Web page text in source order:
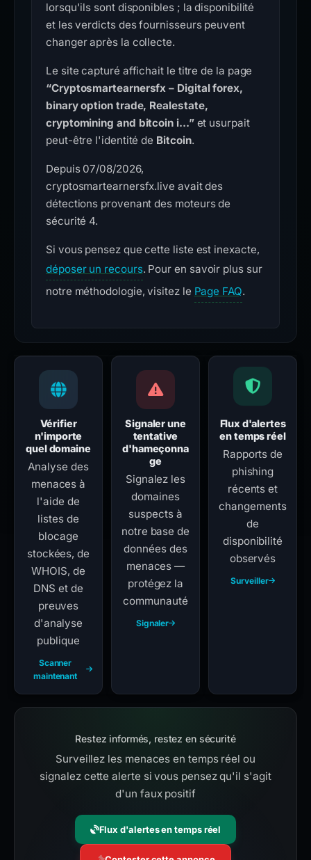
lorsqu'ils sont disponibles ; la disponibilité
et les verdicts des fournisseurs peuvent
changer après la collecte.
Le site capturé affichait le titre de la page
“Cryptosmartearnersfx – Digital forex,
binary option trade, Realestate,
cryptomining and bitcoin i...”et usurpait
peut-être l'identité de Bitcoin.
Depuis 07/08/2026,
cryptosmartearnersfx.live avait des
détections provenant des moteurs de
sécurité 4.
Si vous pensez que cette liste est inexacte,
déposer un recours. Pour en savoir plus sur
notre méthodologie, visitez le Page FAQ.
Vérifier
n'importe
quel domaine
Analyse des
menaces à
l'aide de
listes de
blocage
stockées, de
WHOIS, de
DNS et de
preuves
d'analyse
publique
Scanner
maintenant
Signaler une
tentative
d'hameçonna
ge
Signalez les
domaines
suspects à
notre base de
données des
menaces —
protégez la
communauté
Signaler
Flux d'alertes
en temps réel
Rapports de
phishing
récents et
changements
de
disponibilité
observés
Surveiller
Restez informés, restez en sécurité
Surveillez les menaces en temps réel ou
signalez cette alerte si vous pensez qu'il s'agit
d'un faux positif
Flux d'alertes en temps réel